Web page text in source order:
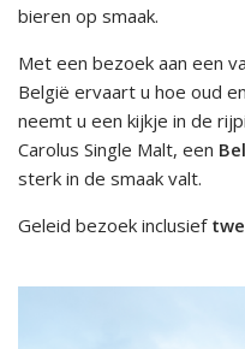
bieren op smaak.
Met een bezoek aan een
België ervaart u hoe oud
neemt u een kijkje in de
Carolus Single Malt, een
sterk in de smaak valt.
Geleid bezoek inclusief